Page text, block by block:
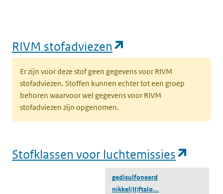
RIVM stofadviezen
Er zijn voor deze stof geen gegevens voor RIVM
stofadviezen. Stoffen kunnen echter tot een groep
behoren waarvoor wel gegevens voor RIVM
stofadviezen zijn opgenomen.
Stofklassen voor luchtemissies
gedisulfoneerd
nikkel(II)ftalo...